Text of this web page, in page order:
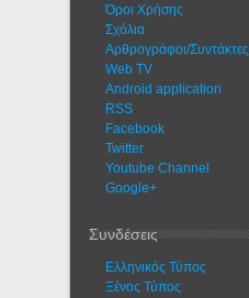
Όροι Χρήσης
Σχόλια
Αρθρογράφοι/Συντάκτες
Web TV
Android application
RSS
Facebook
Twitter
Youtube Channel
Google+
Συνδέσεις
Ελληνικός Τύπος
Ξένος Τύπος